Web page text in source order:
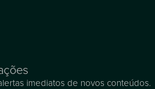
imediatos de novos conteúdos.